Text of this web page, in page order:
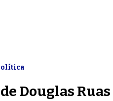
Douglas